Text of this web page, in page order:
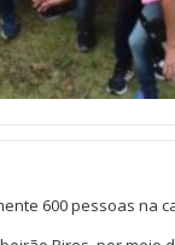
600 pessoas na